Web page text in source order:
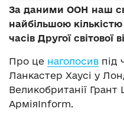
За даними ООН наш
найбільшою
часів Другої світової
Про це наголосив під
Ланкастер Хаусі у
Великобританії
АрміяInform.